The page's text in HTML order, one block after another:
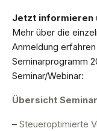
Jetzt informieren
Mehr über die
Anmeldung
Seminarprogramm
Seminar/Webinar:
Übersicht
– Steueroptimierte